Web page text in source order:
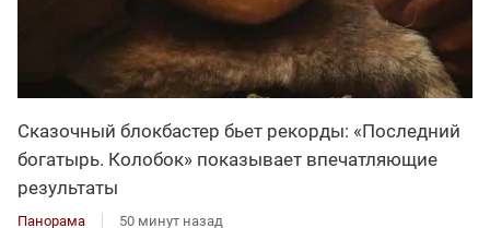
Сказочный блокбастер бьет рекорды: «Последний
богатырь. Колобок» показывает впечатляющие
результаты
Панорама 50 минут назад